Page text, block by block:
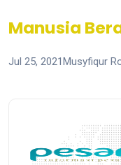
Manusia
Jul 25, 2021Musyfiqur